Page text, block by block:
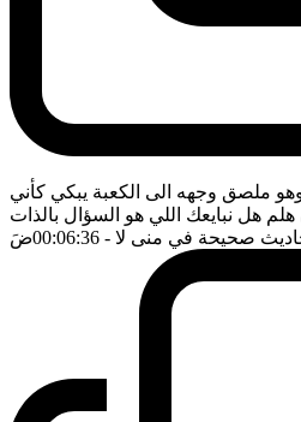
ملصق وجهه الى الكعبة يبكي كأني
هل نبايعك اللي هو السؤال بالذات
صحيحة في منى لا - 00:06:36 ضَ